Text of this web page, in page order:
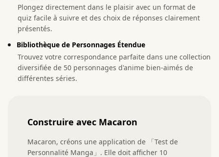
Plongez directement dans le plaisir avec un format de
quiz facile à suivre et des choix de réponses clairement
présentés.
Bibliothèque de Personnages Étendue
Trouvez votre correspondance parfaite dans une collection
diversifiée de 50 personnages d'anime bien-aimés de
différentes séries.
Construire avec Macaron
Macaron, créons une application de 「Test de
Personnalité Manga」. Elle doit afficher 10